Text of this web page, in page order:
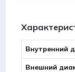
Внутренний
Внешний